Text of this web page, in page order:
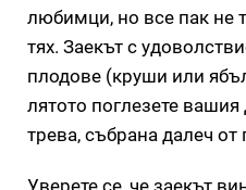
любимци, но все пак не
тях. Заекът с
плодове (круши или
лятото поглезете
трева, събрана далеч от
Уверете се, че заекът